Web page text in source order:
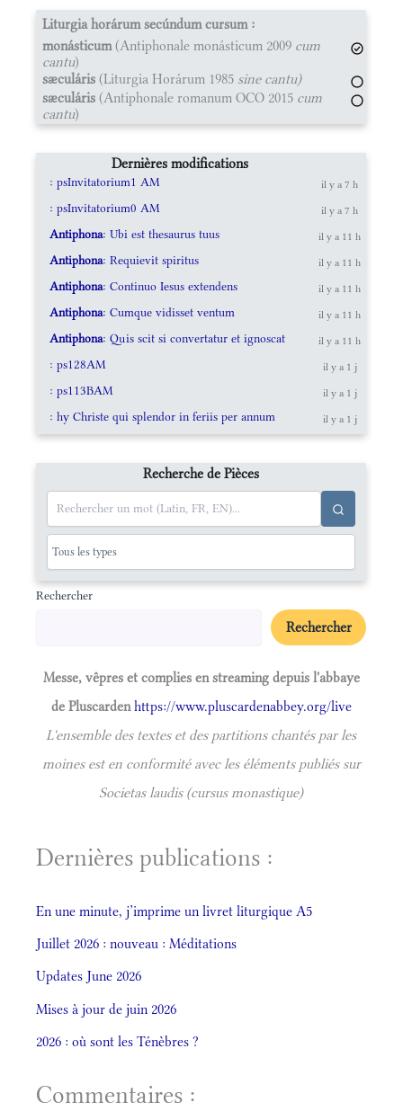
Liturgia horárum secúndum cursum :
monásticum(Antiphonale monásticum 2009 cum
cantu)
sæculáris (Liturgia Horárum 1985 sine cantu)
sæculáris (Antiphonale romanum OCO 2015 cum
cantu)
Dernières modifications
: psInvitatorium1 AM il y a 7 h
: psInvitatorium0 AM il y a 7 h
Antiphona: Ubi est thesaurus tuus il y a 11 h
Antiphona: Requievit spiritus il y a 11 h
Antiphona: Continuo Iesus extendens il y a 11 h
Antiphona: Cumque vidisset ventum il y a 11 h
Antiphona: Quis scit si convertatur et ignoscat il y a 11 h
: ps128AM il y a 1 j
: ps113BAM il y a 1 j
: hy Christe qui splendor in feriis per annum il y a 1 j
Recherche de Pièces
Rechercher
Rechercher
Messe, vêpres et complies en streaming depuis l'abbaye
de Pluscardenhttps://www.pluscardenabbey.org/live
L'ensemble des textes et des partitions chantés par les
moines est en conformité avec les éléments publiés sur
Societas laudis (cursus monastique)
Dernières publications :
En une minute, j’imprime un livret liturgique A5
Juillet 2026 : nouveau : Méditations
Updates June 2026
Mises à jour de juin 2026
2026 : où sont les Ténèbres ?
Commentaires :